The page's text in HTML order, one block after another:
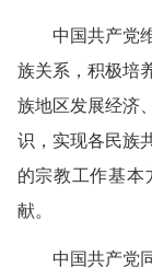
中国共产党
族关系，积极培
族地区发展经济
识，实现各民族
的宗教工作基
献。
中国共产党